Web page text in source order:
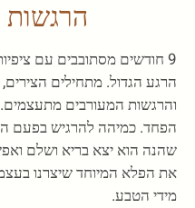
9 חודשים מסתובבים עם
הרגע הגדול. מתחילים
והרגשות המעורבים
הפחד. כמיהה להרגיש בפעם
שהנה הוא יצא בריא ושלם
את הפלא המיוחד שיצרנו
מידי הטבע.